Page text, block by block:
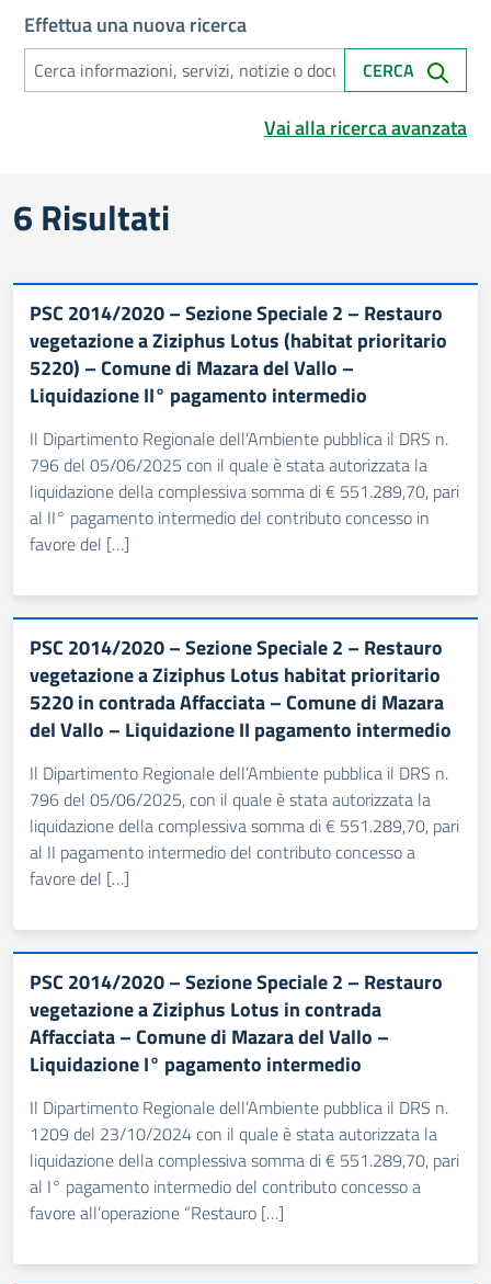
Effettua una nuova ricerca
CERCA
Vai alla ricerca avanzata
Risultati di ricerca
6 Risultati
PSC 2014/2020 – Sezione Speciale 2 – Restauro
vegetazione a Ziziphus Lotus (habitat prioritario
5220) – Comune di Mazara del Vallo –
Liquidazione II° pagamento intermedio
Il Dipartimento Regionale dell’Ambiente pubblica il DRS n.
796 del 05/06/2025 con il quale è stata autorizzata la
liquidazione della complessiva somma di € 551.289,70, pari
al II° pagamento intermedio del contributo concesso in
favore del […]
PSC 2014/2020 – Sezione Speciale 2 – Restauro
vegetazione a Ziziphus Lotus habitat prioritario
5220 in contrada Affacciata – Comune di Mazara
del Vallo – Liquidazione II pagamento intermedio
Il Dipartimento Regionale dell’Ambiente pubblica il DRS n.
796 del 05/06/2025, con il quale è stata autorizzata la
liquidazione della complessiva somma di € 551.289,70, pari
al II pagamento intermedio del contributo concesso a
favore del […]
PSC 2014/2020 – Sezione Speciale 2 – Restauro
vegetazione a Ziziphus Lotus in contrada
Affacciata – Comune di Mazara del Vallo –
Liquidazione I° pagamento intermedio
Il Dipartimento Regionale dell’Ambiente pubblica il DRS n.
1209 del 23/10/2024 con il quale è stata autorizzata la
liquidazione della complessiva somma di € 551.289,70, pari
al I° pagamento intermedio del contributo concesso a
favore all’operazione “Restauro […]